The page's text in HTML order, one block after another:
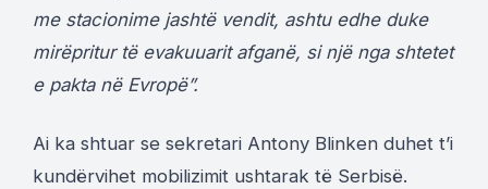
me stacionime jashtë vendit, ashtu edhe duke
mirëpritur të evakuuarit afganë, si një nga shtetet
e pakta në Evropë”.
Ai ka shtuar se sekretari Antony Blinken duhet t’i
kundërvihet mobilizimit ushtarak të Serbisë.